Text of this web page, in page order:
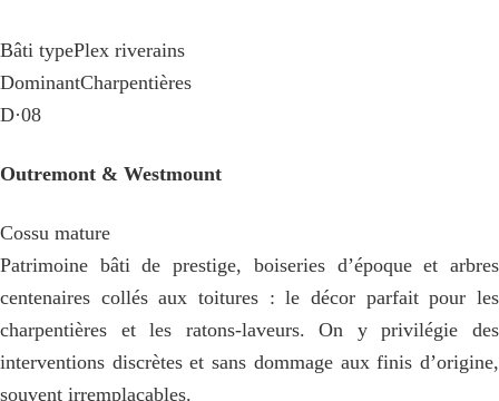
Bâti typePlex riverains
DominantCharpentières
D·08
Outremont & Westmount
Cossu mature
Patrimoine bâti de prestige, boiseries d’époque et arbres
centenaires collés aux toitures : le décor parfait pour les
charpentières et les ratons-laveurs. On y privilégie des
interventions discrètes et sans dommage aux finis d’origine,
souvent irremplaçables.